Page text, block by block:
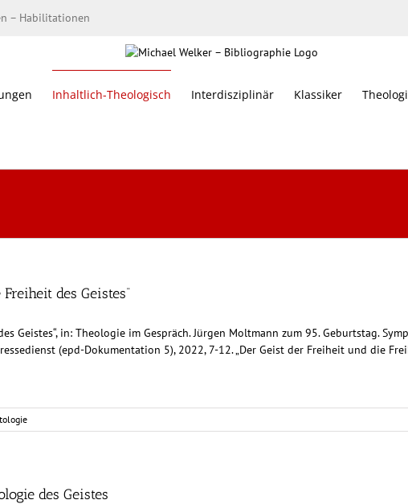
– Habilitationen
Inhaltlich-Theologisch Interdisziplinär Klassiker
des Geistes“
Geistes“, in: Theologie im Gespräch. Jürgen Moltmann zum 95. Geburtstag.
(epd-Dokumentation 5), 2022, 7-12. „Der Geist der Freiheit und die
des Geistes